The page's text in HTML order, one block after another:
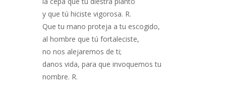
y que tú hiciste vigorosa. R.
Que tu mano proteja a tu escogido,
al hombre que tú fortaleciste,
no nos alejaremos de ti;
danos vida, para que invoquemos tu
nombre. R.